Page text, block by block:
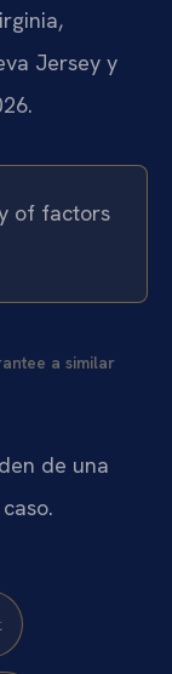
Jersey y
of factors
a similar
de una